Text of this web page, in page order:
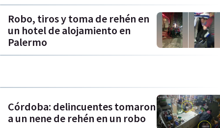
Robo, tiros y toma de rehén en
un hotel de alojamiento en
Palermo
Córdoba: delincuentes tomaron
a un nene de rehén en un robo